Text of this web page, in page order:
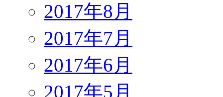
2017年8月
2017年7月
2017年6月
2017年5月